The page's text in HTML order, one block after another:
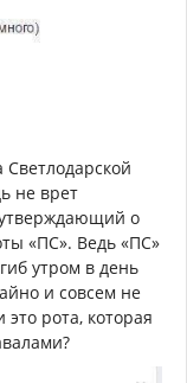
Светлодарской
не врет
о
«ПС». Ведь «ПС»
утром в день
и совсем не
это рота, которая